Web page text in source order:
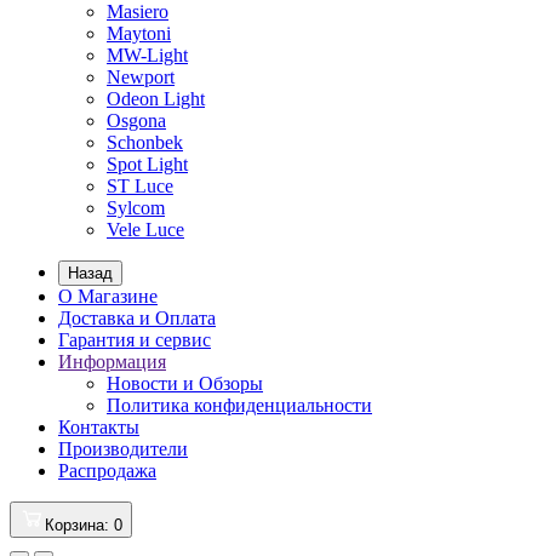
Masiero
Maytoni
MW-Light
Newport
Odeon Light
Osgona
Schonbek
Spot Light
ST Luce
Sylcom
Vele Luce
Назад
О Магазине
Доставка и Оплата
Гарантия и сервис
Информация
Новости и Обзоры
Политика конфиденциальности
Контакты
Производители
Распродажа
Корзина: 0